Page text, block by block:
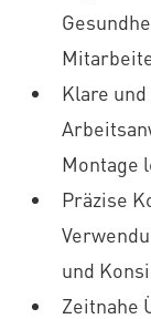
Klare
Montage
Präzise
und
Zeitnahe